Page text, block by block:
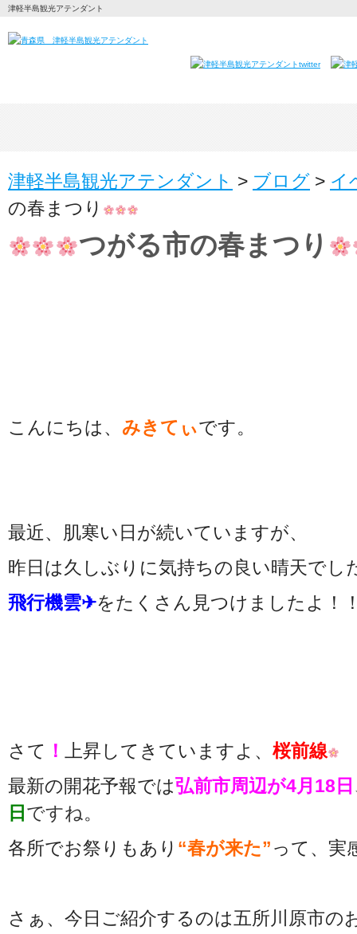
津軽半島観光アテンダント
津軽半島観光アテンダント > ブログ > イ
の春まつり
つがる市の春まつり
こんにちは、 みきてぃです。
最近、肌寒い日が続いていますが、
昨日は久しぶりに気持ちの良い晴天でし
飛行機雲✈をたくさん見つけましたよ！
さて ！ 上昇してきていますよ、 桜前線
最新の開花予報では弘前市周辺が4月18日
日 ですね。
各所でお祭りもあり “春が来た”って、実
さぁ、今日ご紹介するのは五所川原市の